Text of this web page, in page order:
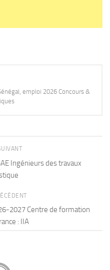
emploi 2026 Concours &
Ingénieurs des travaux
2027 Centre de formation
: IIA